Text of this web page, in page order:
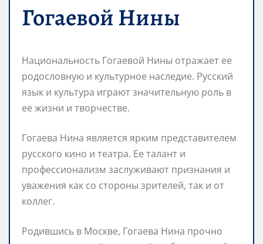
Гогаевой Нины
Национальность Гогаевой Нины отражает ее
родословную и культурное наследие. Русский
язык и культура играют значительную роль в
ее жизни и творчестве.
Гогаева Нина является ярким представителем
русского кино и театра. Ее талант и
профессионализм заслуживают признания и
уважения как со стороны зрителей, так и от
коллег.
Родившись в Москве, Гогаева Нина прочно